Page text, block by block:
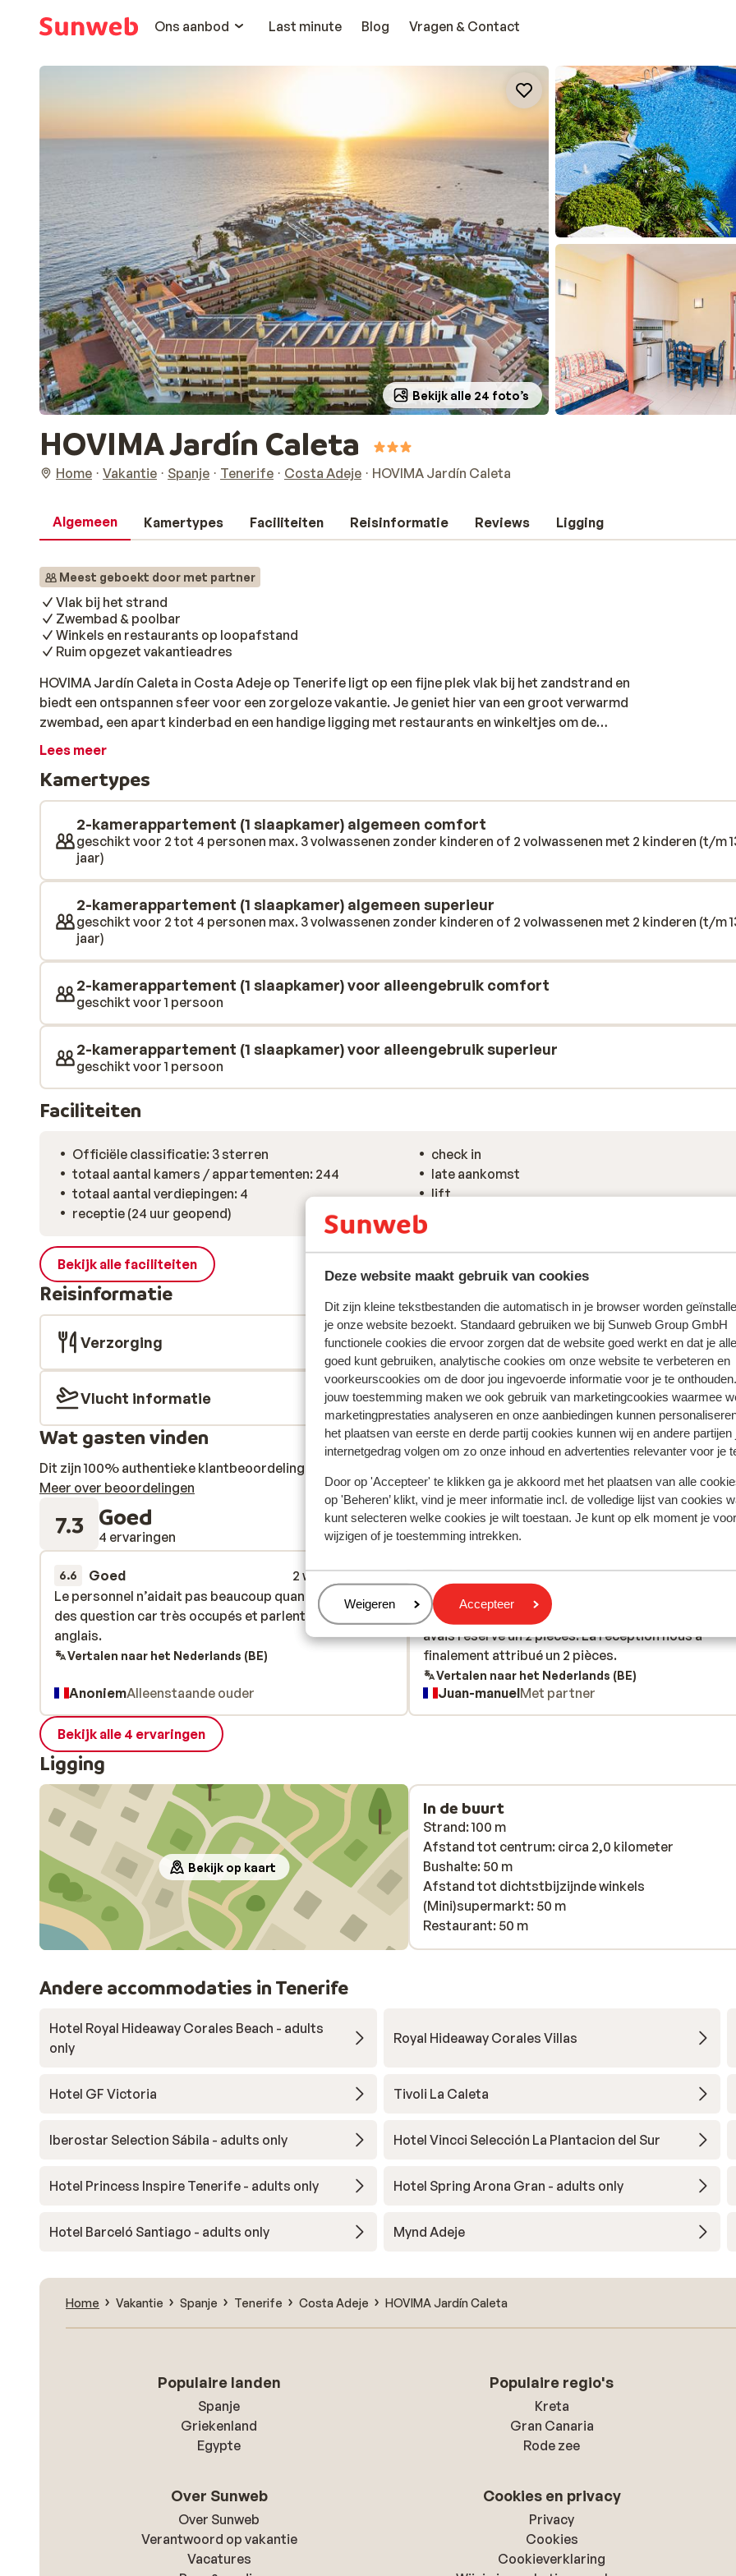
Deze website maakt gebruik van cookies
Dit zijn kleine tekstbestanden die automatisch in je browser worden
je onze website bezoekt. Standaard gebruiken we bij Sunweb Group GmbH
functionele cookies die ervoor zorgen dat de website goed werkt en dat je
goed kunt gebruiken, analytische cookies om onze website te verbeteren en
voorkeurscookies om de door jou ingevoerde informatie voor je te
jouw toestemming maken we ook gebruik van marketingcookies waarmee
marketingprestaties analyseren en onze aanbiedingen kunnen
het plaatsen van eerste en derde partij cookies kunnen wij en andere partijen
internetgedrag volgen om zo onze inhoud en advertenties relevanter voor je
Door op 'Accepteer' te klikken ga je akkoord met het plaatsen van alle
op 'Beheren’ klikt, vind je meer informatie incl. de volledige lijst van cookies
kunt selecteren welke cookies je wilt toestaan. Je kunt op elk moment je
wijzigen of je toestemming intrekken.
Beheren
Weigeren Accepteer
Ons aanbod
Last minute Blog Vragen & Contact
Bekijk alle 24 foto’s
HOVIMA Jardín Caleta
Home Vakantie Spanje Tenerife Costa Adeje HOVIMA Jardín Caleta
Algemeen Kamertypes Faciliteiten Reisinformatie Reviews Ligging
Meest geboekt door met partner
Vlak bij het strand
Zwembad & poolbar
Winkels en restaurants op loopafstand
Ruim opgezet vakantieadres
HOVIMA Jardín Caleta in Costa Adeje op Tenerife ligt op een fijne plek vlak bij het zandstrand en
biedt een ontspannen sfeer voor een zorgeloze vakantie. Je geniet hier van een groot verwarmd
zwembad, een apart kinderbad en een handige ligging met restaurants en winkeltjes om de
hoek. De appartementen zijn ruim opgezet en praktisch ingericht. Je hebt alles binnen
Dankzij de rustige uitstraling en het gemak van een goed verzorgde accommodatie voelt dit als
een fijne uitvalsbasis voor jouw Tenerife‑trip. Rond het zwembad staan ligstoelen en parasols
klaar en er is een poolbar voor een verfrissend drankje. In het restaurant proef je eenvoudige
gerechten en in de lobbybar sluit je de dag ontspannen af. Voor de kleintjes is er een kinderbad
waar zij lekker met water kunnen spetteren. Het strand ligt op slechts circa 100 meter en via een
licht hellende weg sta je zo met je voeten in het zand. Ook de bushalte, supermarkt en meerdere
restaurants liggen op korte loopafstand. Dit wordt een heerlijke vakantie!
Lees meer
Kamertypes
2-kamerappartement (1 slaapkamer) algemeen comfort
geschikt voor 2 tot 4 personen max. 3 volwassenen zonder kinderen of 2 volwassenen met 2 kinderen (t/m
jaar)
2-kamerappartement (1 slaapkamer) algemeen superieur
geschikt voor 2 tot 4 personen max. 3 volwassenen zonder kinderen of 2 volwassenen met 2 kinderen (t/m
jaar)
2-kamerappartement (1 slaapkamer) voor alleengebruik comfort
geschikt voor 1 persoon
2-kamerappartement (1 slaapkamer) voor alleengebruik superieur
geschikt voor 1 persoon
Faciliteiten
Officiële classificatie: 3 sterren
totaal aantal kamers / appartementen: 244
totaal aantal verdiepingen: 4
receptie (24 uur geopend)
check in
late aankomst
lift
Bekijk alle faciliteiten
Reisinformatie
Verzorging
Vlucht informatie
Wat gasten vinden
Dit zijn 100% authentieke klantbeoordelingen die hun ervaring met ons product eerlijk weergeven.
Meer over beoordelingen
7.3 Goed
4 ervaringen
6.6 Goed
2 weken geleden
Le personnel n’aidait pas beaucoup quand on posait
des question car très occupés et parlent pas bien
anglais.
Le personnel n’aidait pas beaucoup quand on posait
des question car très occupés et parlent pas bien
anglais.
Vertalen naar het Nederlands (BE)
AnoniemAlleenstaande ouder
6.4 Goed
16 jun.
Attention à l attribution des chambres car ils nous
avait attribué une chambre plutôt studio alors que
avais réservé un 2 pièces. La réception nous a
finalement attribué un 2 pièces.
Attention à l attribution des chambres car ils nous
avait attribué une chambre plutôt studio alors que
avais réservé un 2 pièces. La réception nous a
finalement attribué un 2 pièces.
Vertalen naar het Nederlands (BE)
Juan-manuelMet partner
Bekijk alle 4 ervaringen
Ligging
Bekijk op kaart
In de buurt
Strand: 100 m
Afstand tot centrum: circa 2,0 kilometer
Bushalte: 50 m
Afstand tot dichtstbijzijnde winkels
(Mini)supermarkt: 50 m
Restaurant: 50 m
Andere accommodaties in Tenerife
Hotel Royal Hideaway Corales Beach - adults
only
Royal Hideaway Corales Villas
Hotel GF Victoria Tivoli La Caleta
Iberostar Selection Sábila - adults only Hotel Vincci Selección La Plantacion del Sur
Hotel Princess Inspire Tenerife - adults only Hotel Spring Arona Gran - adults only
Hotel Barceló Santiago - adults only Mynd Adeje
Home Vakantie Spanje Tenerife Costa Adeje HOVIMA Jardín Caleta
Populaire landen
Spanje
Griekenland
Egypte
Populaire regio's
Kreta
Gran Canaria
Rode zee
Over Sunweb
Over Sunweb
Verantwoord op vakantie
Vacatures
Cookies en privacy
Privacy
Cookies
Cookieverklaring